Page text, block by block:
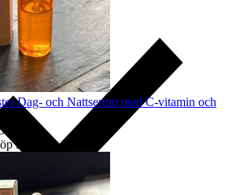
Dag- och Nattserum med C-vitamin och
nu 50 kr,.